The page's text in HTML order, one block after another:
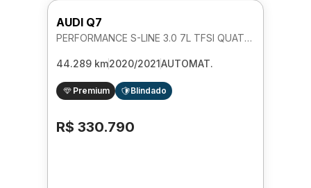
AUDI Q7
PERFORMANCE S-LINE 3.0 7L TFSI QUATTRO AUTOMATICO
44.289 km2020/2021AUTOMAT.
Premium Blindado
R$ 330.790